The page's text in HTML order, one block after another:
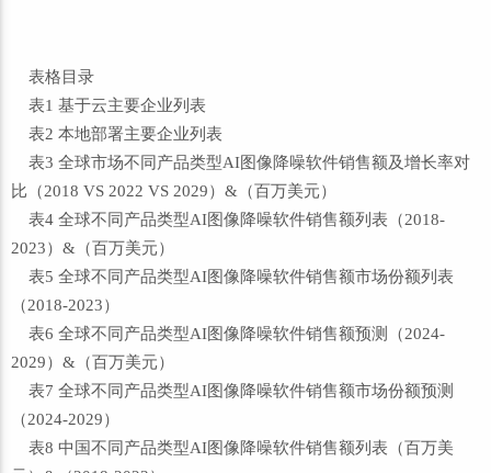
表格目录
表1 基于云主要企业列表
表2 本地部署主要企业列表
表3 全球市场不同产品类型AI图像降噪软件销售额及增长率对
比（2018 VS 2022 VS 2029）&（百万美元）
表4 全球不同产品类型AI图像降噪软件销售额列表（2018-
2023）&（百万美元）
表5 全球不同产品类型AI图像降噪软件销售额市场份额列表
（2018-2023）
表6 全球不同产品类型AI图像降噪软件销售额预测（2024-
2029）&（百万美元）
表7 全球不同产品类型AI图像降噪软件销售额市场份额预测
（2024-2029）
表8 中国不同产品类型AI图像降噪软件销售额列表（百万美